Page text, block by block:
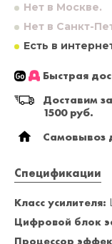
Нет в Москве.
Нет в Санкт-
Есть в
Быстрая
Доставим
1500 руб.
Самовывоз
Спецификации
Класс усилителя:
Цифровой блок